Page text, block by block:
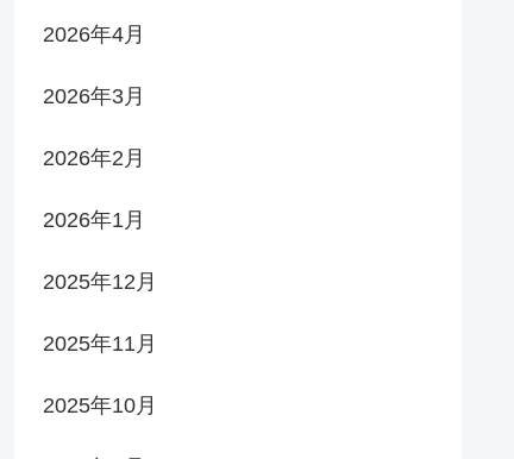
2026年4月
2026年3月
2026年2月
2026年1月
2025年12月
2025年11月
2025年10月